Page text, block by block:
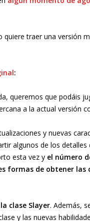
traer una versión
:
queremos que podáis
a la actual versión
y nuevas
algunos de los
esta vez y el número
formas de obtener las
la clase Slayer. Además,
y las nuevas